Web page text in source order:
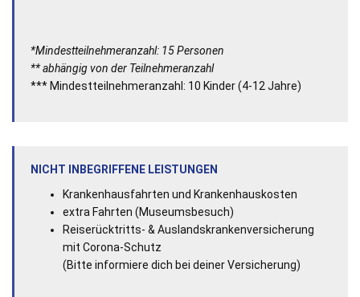
*Mindestteilnehmeranzahl: 15 Personen
** abhängig von der Teilnehmeranzahl
*** Mindestteilnehmeranzahl: 10 Kinder (4-12 Jahre)
NICHT INBEGRIFFENE LEISTUNGEN
Krankenhausfahrten und Krankenhauskosten
extra Fahrten (Museumsbesuch)
Reiserücktritts- & Auslandskrankenversicherung
mit Corona-Schutz
(Bitte informiere dich bei deiner Versicherung)